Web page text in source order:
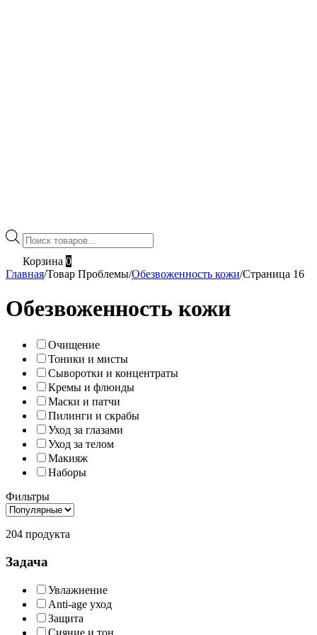
Поиск
товаров
Корзина 0
Главная/Товар Проблемы/Обезвоженность кожи/Страница 16
Обезвоженность кожи
Очищение
Тоники и мисты
Сыворотки и концентраты
Кремы и флюиды
Маски и патчи
Пилинги и скрабы
Уход за глазами
Уход за телом
Макияж
Наборы
Фильтры
204 продукта
Задача
Увлажнение
Anti-age уход
Защита